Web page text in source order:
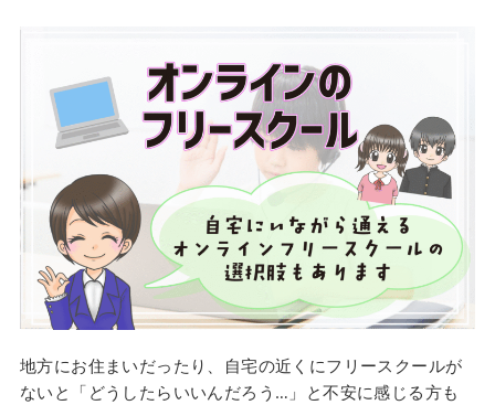
地方にお住まいだったり、自宅の近くにフリースクールが
ないと「どうしたらいいんだろう…」と不安に感じる方も